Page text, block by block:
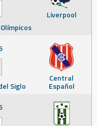
Liverpool
Central
Español
Siglo